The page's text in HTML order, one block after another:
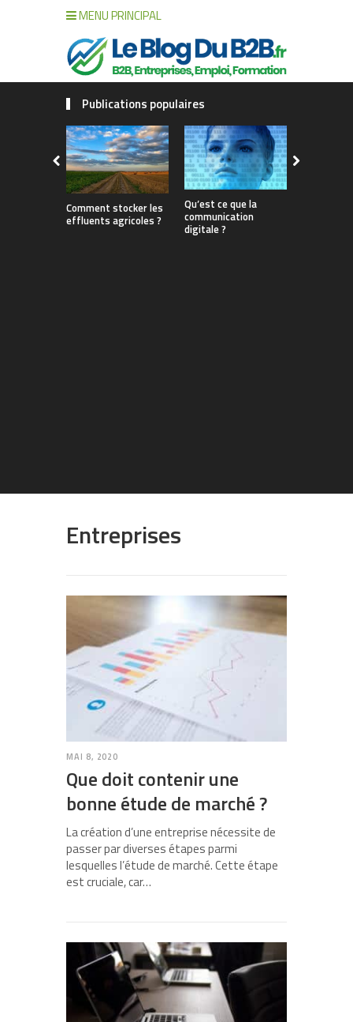
MENU PRINCIPAL
Publications populaires
Comment stocker les
effluents agricoles ?
Qu’est ce que la
communication
digitale ?
Entreprises
MAI 8, 2020
Que doit contenir une
bonne étude de marché ?
La création d’une entreprise nécessite de
passer par diverses étapes parmi
lesquelles l’étude de marché. Cette étape
est cruciale, car…